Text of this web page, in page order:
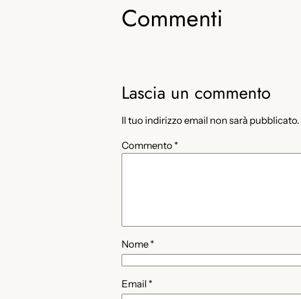
Commenti
Lascia un commento
Il tuo indirizzo email non sarà pubblicato.
Commento *
Nome *
Email *